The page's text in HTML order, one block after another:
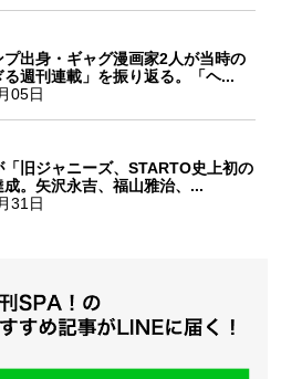
出身・ギャグ漫画家2人が当時の
る週刊連載」を振り返る。「ヘ...
05日
「旧ジャニーズ、STARTO史上初の
。矢沢永吉、福山雅治、...
31日